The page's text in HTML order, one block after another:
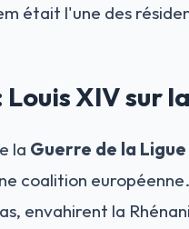
était l'une des
XIV sur
la Guerre de la
coalition
envahirent la